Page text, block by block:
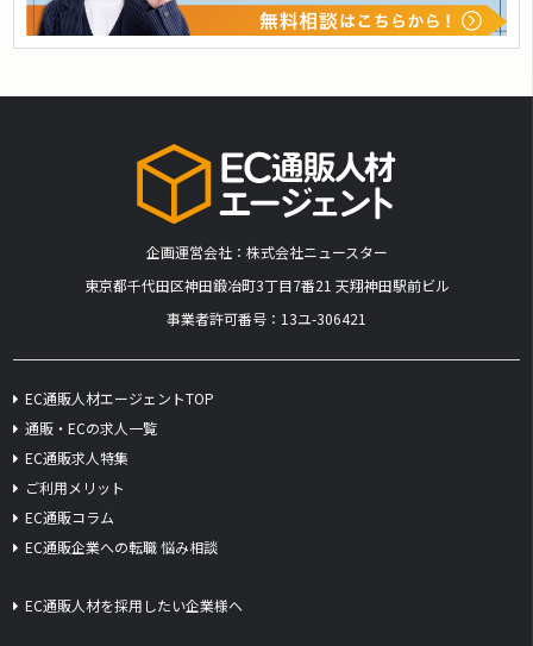
企画運営会社：株式会社ニュースター
​東京都千代田区神田鍛冶町3丁目7番21 天翔神田駅前ビル
事業者許可番号：13ユ-306421
EC通販人材エージェントTOP
通販・ECの求人一覧
EC通販求人特集
ご利用メリット
EC通販コラム
EC通販企業への転職 悩み相談
EC通販人材を採用したい企業様へ